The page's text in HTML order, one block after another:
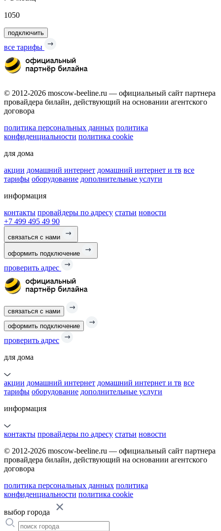
1050
подключить
все тарифы
© 2012-2026 moscow-beeline.ru — официальный сайт партнера
провайдера билайн, действующий на основании агентского
договора
политика персональных данных политика
конфиденциальности политика cookie
для дома
акции домашний интернет домашний интернет и тв все
тарифы оборудование дополнительные услуги
информация
контакты провайдеры по адресу статьи новости
+7 499 495 49 90
связаться с нами
оформить подключение
проверить адрес
связаться с нами
оформить подключение
проверить адрес
для дома
акции домашний интернет домашний интернет и тв все
тарифы оборудование дополнительные услуги
информация
контакты провайдеры по адресу статьи новости
© 2012-2026 moscow-beeline.ru — официальный сайт партнера
провайдера билайн, действующий на основании агентского
договора
политика персональных данных политика
конфиденциальности политика cookie
выбор города